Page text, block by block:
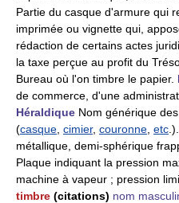
Partie du casque d'armure qui
imprimée ou vignette qui,
rédaction de certains actes
la taxe perçue au profit du
Bureau où l'on timbre le papier.
de commerce, d'une
Héraldique Nom générique
(casque cimier, couronne etc .).
métallique, demi-sphérique
Plaque indiquant la pression
machine à vapeur ; pression
timbre (citations) nom